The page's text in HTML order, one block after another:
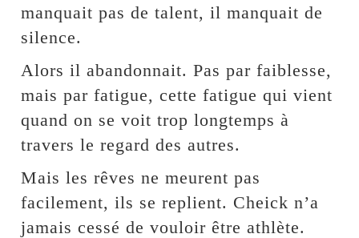
manquait pas de talent, il manquait de
silence.
Alors il abandonnait. Pas par faiblesse,
mais par fatigue, cette fatigue qui vient
quand on se voit trop longtemps à
travers le regard des autres.
Mais les rêves ne meurent pas
facilement, ils se replient. Cheick n’a
jamais cessé de vouloir être athlète.